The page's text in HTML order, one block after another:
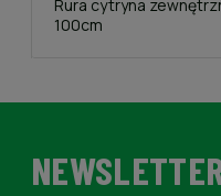
Rura cytryna
100cm